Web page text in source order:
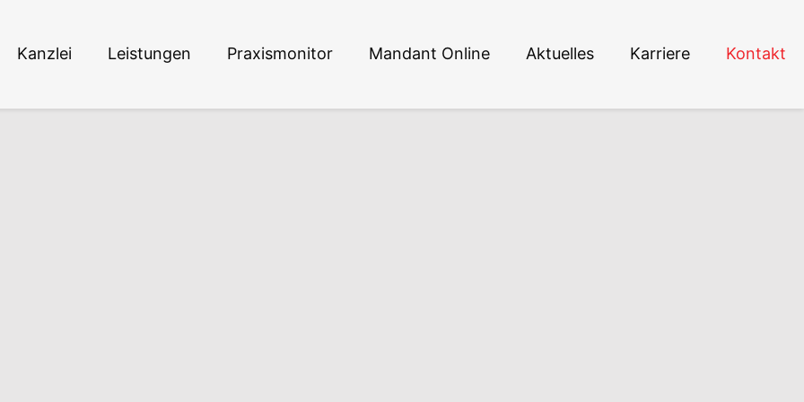
Kanzlei Leistungen Praxismonitor Mandant Online Aktuelles Karriere Kontakt